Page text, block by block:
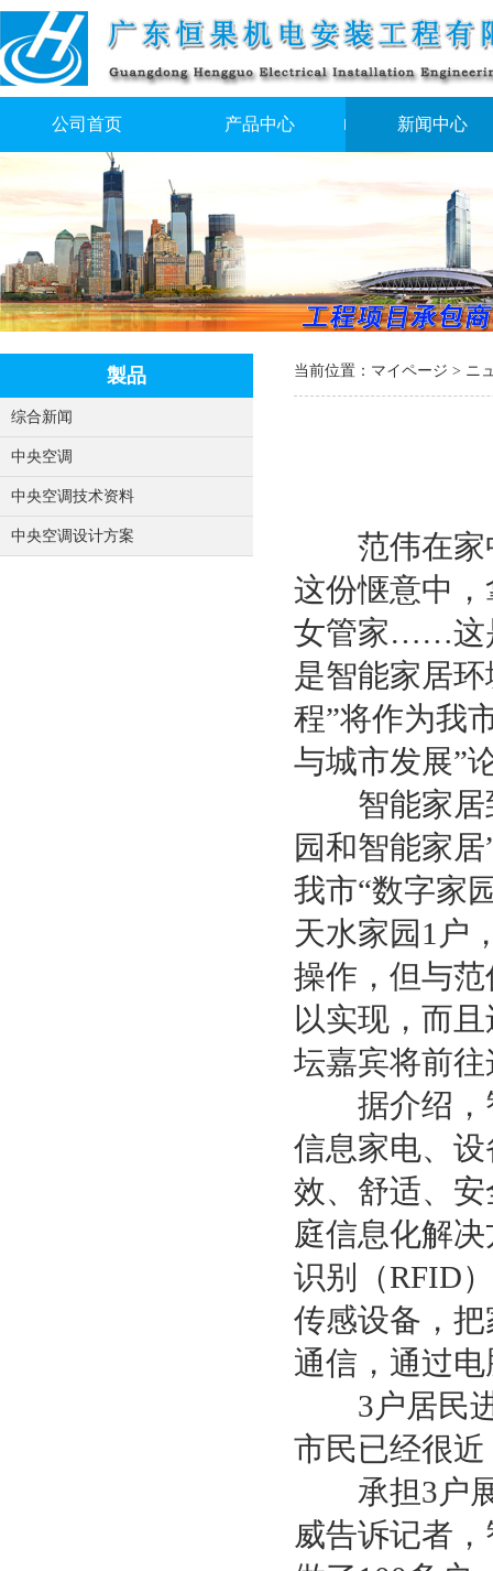
公司首页 产品中心 新闻中心
製品
综合新闻
中央空调
中央空调技术资料
中央空调设计方案
当前位置： マイページ > ニ
范伟在家中
这份惬意中
女管家……这
是智能家居
程”将作为我
与城市发展”
智能家居到
园和智能家
我市“数字家
天水家园1户
操作，但与
以实现，而
坛嘉宾将前
据介绍，智
信息家电、
效、舒适、
庭信息化解
识别（RFID
传感设备，
通信，通过
3户居民进
市民已经很近
承担3户展
威告诉记者